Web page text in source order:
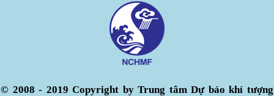
© 2008 - 2019 Copyright by Trung tâm Dự báo khí tượng